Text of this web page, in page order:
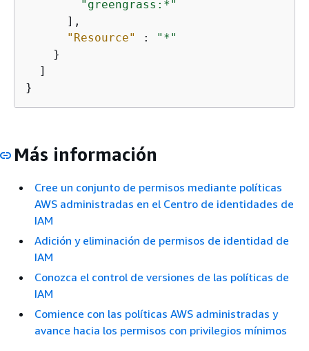
"greengrass:*"
      ],
"Resource"
:
"*"
    }
  ]
}
Más información
Cree un conjunto de permisos mediante políticas
AWS administradas en el Centro de identidades de
IAM
Adición y eliminación de permisos de identidad de
IAM
Conozca el control de versiones de las políticas de
IAM
Comience con las políticas AWS administradas y
avance hacia los permisos con privilegios mínimos